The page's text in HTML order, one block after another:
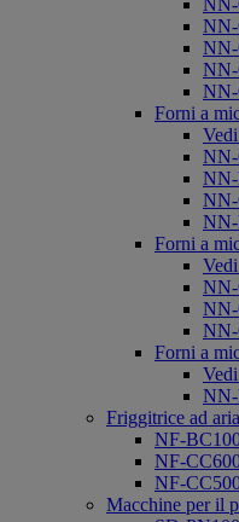
Forni a
Forni a
NN-
Forni a
NN-
Friggitrice ad aria
NF-
NF-
NF-
Macchine per il